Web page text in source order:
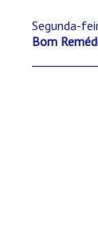
Bom
Segunda-